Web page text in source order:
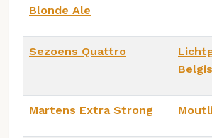
Blonde Ale
Sezoens Quattro
Martens Extra Strong